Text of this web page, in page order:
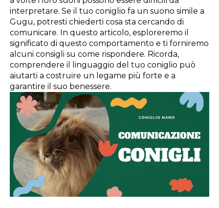
interpretare. Se il tuo coniglio fa un suono simile a
Gugu, potresti chiederti cosa sta cercando di
comunicare. In questo articolo, esploreremo il
significato di questo comportamento e ti forniremo
alcuni consigli su come rispondere. Ricorda,
comprendere il linguaggio del tuo coniglio può
aiutarti a costruire un legame più forte e a
garantire il suo benessere.